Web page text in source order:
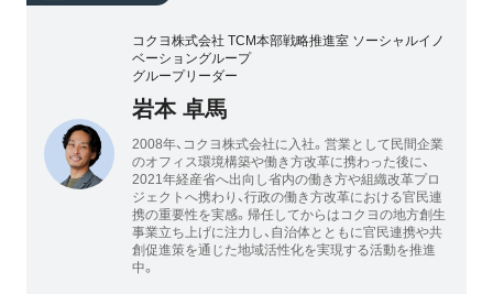
コクヨ株式会社 TCM本部戦略推進室 ソーシャルイノ
ベーショングループ
グループリーダー
岩本 卓馬
2008年、コクヨ株式会社に入社。営業として民間企業
のオフィス環境構築や働き方改革に携わった後に、
2021年経産省へ出向し省内の働き方や組織改革プロ
ジェクトへ携わり、行政の働き方改革における官民連
携の重要性を実感。帰任してからはコクヨの地方創生
事業立ち上げに注力し、自治体とともに官民連携や共
創促進策を通じた地域活性化を実現する活動を推進
中。